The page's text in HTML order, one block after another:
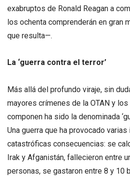
exabruptos de Ronald Reagan a
los ochenta comprenderán en gran
que resulta—.
La ‘guerra contra el terror’
Más allá del profundo viraje, sin
mayores crímenes de la OTAN y
componen ha sido la denominada
Una guerra que ha provocado
catastróficas consecuencias: se
Irak y Afganistán, fallecieron entre
personas, se gastaron entre 8 y 10